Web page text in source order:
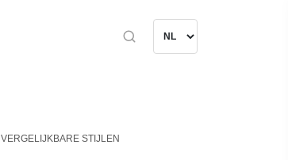
VERGELIJKBARE STIJLEN